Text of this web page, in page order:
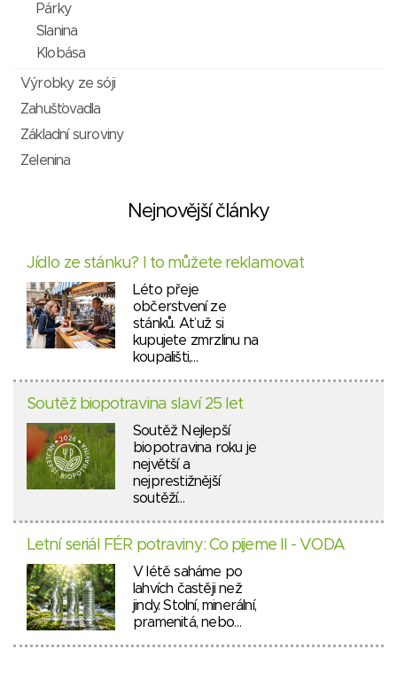
Párky
Slanina
Klobása
Výrobky ze sóji
Zahušťovadla
Základní suroviny
Zelenina
Nejnovější články
Jídlo ze stánku? I to můžete reklamovat
Léto přeje
občerstvení ze
stánků. Ať už si
kupujete zmrzlinu na
koupališti,…
Soutěž biopotravina slaví 25 let
Soutěž Nejlepší
biopotravina roku je
největší a
nejprestižnější
soutěží…
Letní seriál FÉR potraviny: Co pijeme II - VODA
V létě saháme po
lahvích častěji než
jindy. Stolní, minerální,
pramenitá, nebo…